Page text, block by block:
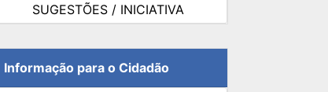
SUGESTÕES / INICIATIVA
Informação para o Cidadão